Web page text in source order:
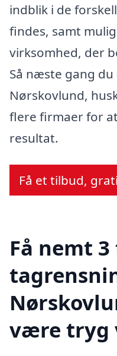
indblik i de
findes, samt
virksomhed, der
Så næste gang
Nørskovlund,
flere firmaer for
resultat.
Få et tilbud,
Få nemt
være tryg